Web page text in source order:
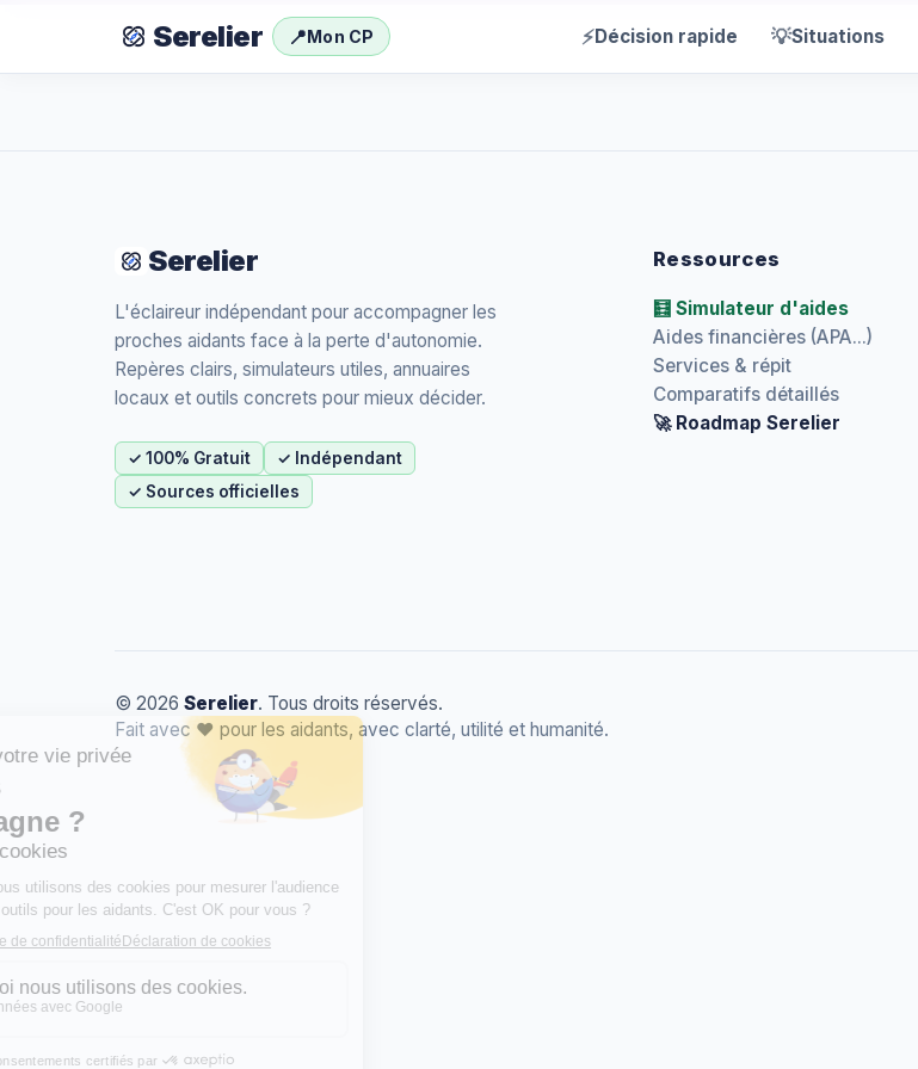
Serelier 📍Mon CP ⚡Décision rapide 💡Situations
Serelier
L'éclaireur indépendant pour accompagner les
proches aidants face à la perte d'autonomie.
Repères clairs, simulateurs utiles, annuaires
locaux et outils concrets pour mieux décider.
✓ 100% Gratuit
✓ Indépendant
✓ Sources officielles
Ressources
🧮 Simulateur d'aides
Aides financières (APA...)
Services & répit
Comparatifs détaillés
🚀 Roadmap Serelier
© 2026 Serelier. Tous droits réservés.
Fait avec ❤️ pour les aidants, avec clarté, utilité et humanité.